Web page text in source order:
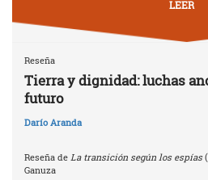
LEER
Reseña
Tierra y dignidad: luchas
futuro
Darío Aranda
Reseña de La transición según los espías
Ganuza